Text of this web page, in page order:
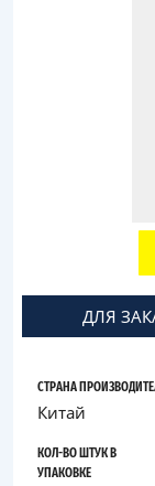
ДЛЯ
СТРАНА
Китай
КОЛ-ВО ШТУК В
УПАКОВКЕ